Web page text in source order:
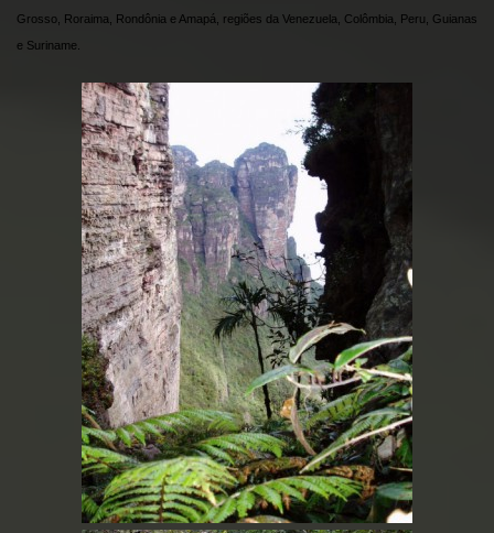
Grosso, Roraima, Rondônia e Amapá, regiões da Venezuela, Colômbia, Peru, Guianas
e Suriname.